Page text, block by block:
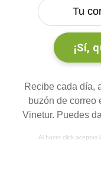
Recibe cada día,
buzón de correo
Vinetur. Puedes
Al hacer click aceptas